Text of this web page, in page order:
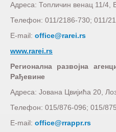
Адреса: Топличин венац 11/4,
Телефон: 011/2186-730; 011/
E-mail: office@rarei.rs
www.rarei.rs
Регионална развојна
Рађевине
Адреса: Јована Цвијића 20,
Телефон: 015/876-096; 015/
E-mail: office@rrappr.rs